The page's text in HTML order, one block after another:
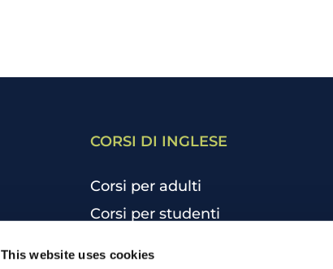
This website uses cookies
CORSI DI INGLESE
Corsi per adulti
Corsi per studenti